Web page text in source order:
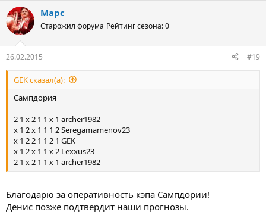
Марс
Старожил форума Рейтинг сезона: 0
26.02.2015 #19
GEK сказал(а):
Сампдория
2 1 х 2 1 1 х 1 archer1982
х 1 2 х 1 1 1 2 Seregamamenov23
х 1 2 2 1 1 2 1 GEK
х 1 2 х 1 1 х 2 Lexxus23
2 1 х 2 1 1 х 1 archer1982
Благодарю за оперативность кэпа Сампдории!
Денис позже подтвердит наши прогнозы.